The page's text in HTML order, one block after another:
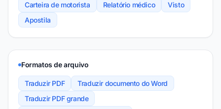
Carteira de motorista
Relatório médico
Visto
Apostila
Formatos de arquivo
Traduzir PDF
Traduzir documento do Word
Traduzir PDF grande